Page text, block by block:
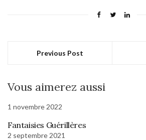
Previous Post
Vous aimerez aussi
1 novembre 2022
Fantaisies Guérillères
2 septembre 2021